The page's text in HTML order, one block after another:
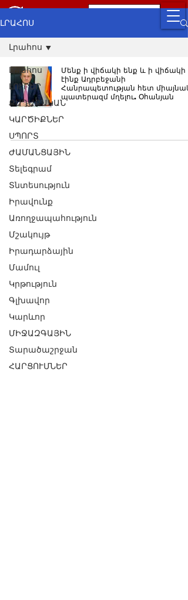
ԼՐԱՀՈՍ
Լրահոս
ԼՈՒՐԵՐ
ՔԱՂԱՔԱԿԱՆ
ԿԱՐԾԻՔՆԵՐ
ՍՊՈՐՏ
ԺԱՄԱՆՑԱՅԻՆ
Տելեգրամ
Տնտեսություն
Իրավունք
Առողջապահություն
Մշակույթ
Իրադարձային
Մամուլ
Կրթություն
Գլխավոր
Կարևոր
ՄԻՋԱԶԳԱՅԻՆ
Տարածաշրջան
ՀԱՐՑՈՒՄՆԵՐ
Լրահոս
Մենք ի վիճակի ենք և ի վիճակի
էինք Ադրբեջանի
Հանրապետության հետ միայնակ
պատերազմ մղելու. Օհանյան